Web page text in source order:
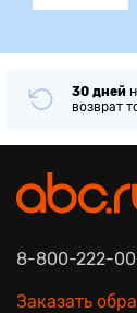
30 дней
возврат
8-800-222-
Заказать